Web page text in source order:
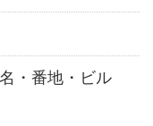
・番地・ビル